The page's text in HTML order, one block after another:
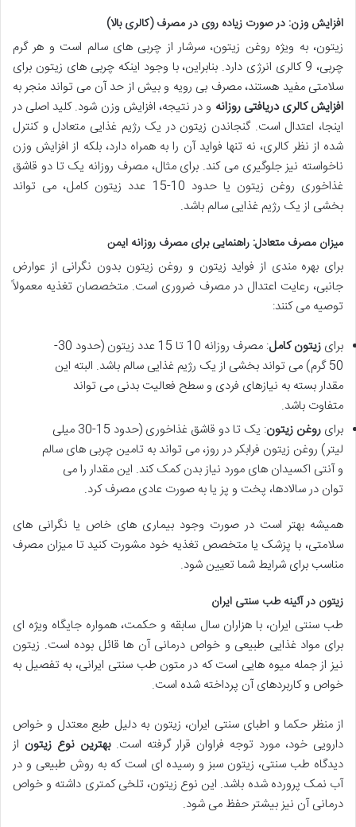
افزایش وزن: در صورت زیاده روی در مصرف (کالری بالا)
زیتون، به ویژه روغن زیتون، سرشار از چربی های سالم است و هر گرم
چربی، 9 کالری انرژی دارد. بنابراین، با وجود اینکه چربی های زیتون برای
سلامتی مفید هستند، مصرف بی رویه و بیش از حد آن می تواند منجر به
افزایش کالری دریافتی روزانه و در نتیجه، افزایش وزن شود. کلید اصلی در
اینجا، اعتدال است. گنجاندن زیتون در یک رژیم غذایی متعادل و کنترل
شده از نظر کالری، نه تنها فواید آن را به همراه دارد، بلکه از افزایش وزن
ناخواسته نیز جلوگیری می کند. برای مثال، مصرف روزانه یک تا دو قاشق
غذاخوری روغن زیتون یا حدود 10-15 عدد زیتون کامل، می تواند
بخشی از یک رژیم غذایی سالم باشد.
میزان مصرف متعادل: راهنمایی برای مصرف روزانه ایمن
برای بهره مندی از فواید زیتون و روغن زیتون بدون نگرانی از عوارض
جانبی، رعایت اعتدال در مصرف ضروری است. متخصصان تغذیه معمولاً
توصیه می کنند:
برای زیتون کامل
: مصرف روزانه 10 تا 15 عدد زیتون (حدود 30-
50 گرم) می تواند بخشی از یک رژیم غذایی سالم باشد. البته این
مقدار بسته به نیازهای فردی و سطح فعالیت بدنی می تواند
متفاوت باشد.
برای روغن زیتون
: یک تا دو قاشق غذاخوری (حدود 15-30 میلی
لیتر) روغن زیتون فرابکر در روز، می تواند به تامین چربی های سالم
و آنتی اکسیدان های مورد نیاز بدن کمک کند. این مقدار را می
توان در سالادها، پخت و پز یا به صورت عادی مصرف کرد.
همیشه بهتر است در صورت وجود بیماری های خاص یا نگرانی های
سلامتی، با پزشک یا متخصص تغذیه خود مشورت کنید تا میزان مصرف
مناسب برای شرایط شما تعیین شود.
زیتون در آئینه طب سنتی ایران
طب سنتی ایران، با هزاران سال سابقه و حکمت، همواره جایگاه ویژه ای
برای مواد غذایی طبیعی و خواص درمانی آن ها قائل بوده است. زیتون
نیز از جمله میوه هایی است که در متون طب سنتی ایرانی، به تفصیل به
خواص و کاربردهای آن پرداخته شده است.
از منظر حکما و اطبای سنتی ایران، زیتون به دلیل طبع معتدل و خواص
دارویی خود، مورد توجه فراوان قرار گرفته است.بهترین نوع زیتون از
دیدگاه طب سنتی، زیتون سبز و رسیده ای است که به روش طبیعی و در
آب نمک پرورده شده باشد. این نوع زیتون، تلخی کمتری داشته و خواص
درمانی آن نیز بیشتر حفظ می شود.